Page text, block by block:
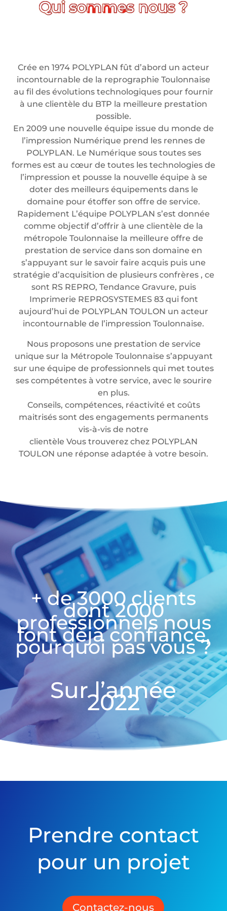
Crée en 1974 POLYPLAN fût d’abord un acteur
incontournable de la reprographie Toulonnaise
au fil des évolutions technologiques pour fournir
à une clientèle du BTP la meilleure prestation
possible.
En 2009 une nouvelle équipe issue du monde de
l’impression Numérique prend les rennes de
POLYPLAN. Le Numérique sous toutes ses
formes est au cœur de toutes les technologies de
l’impression et pousse la nouvelle équipe à se
doter des meilleurs équipements dans le
domaine pour étoffer son offre de service.
Rapidement L’équipe POLYPLAN s’est donnée
comme objectif d’offrir à une clientèle de la
métropole Toulonnaise la meilleure offre de
prestation de service dans son domaine en
s’appuyant sur le savoir faire acquis puis une
stratégie d’acquisition de plusieurs confrères , ce
sont RS REPRO, Tendance Gravure, puis
Imprimerie REPROSYSTEMES 83 qui font
aujourd’hui de POLYPLAN TOULON un acteur
incontournable de l’impression Toulonnaise.
Nous proposons une prestation de service
unique sur la Métropole Toulonnaise s’appuyant
sur une équipe de professionnels qui met toutes
ses compétentes à votre service, avec le sourire
en plus.
Conseils, compétences, réactivité et coûts
maitrisés sont des engagements permanents
vis-à-vis de notre
clientèle Vous trouverez chez POLYPLAN
TOULON une réponse adaptée à votre besoin.
+ de 3000 clients
dont 2000
professionnels nous
font déjà confiance,
pourquoi pas vous ?
Sur l’année
2022
Prendre contact
pour un projet
Contactez-nous